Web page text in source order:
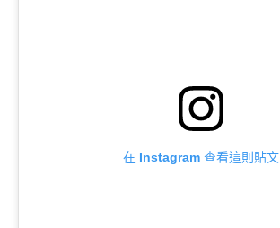
在 Instagram 查看這則貼文